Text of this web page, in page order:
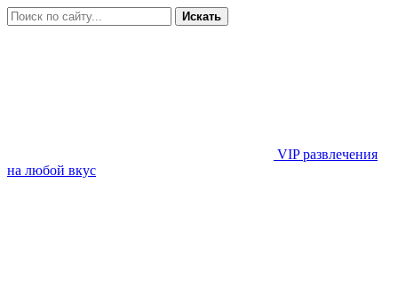
Искать
VIP развлечения
на любой вкус